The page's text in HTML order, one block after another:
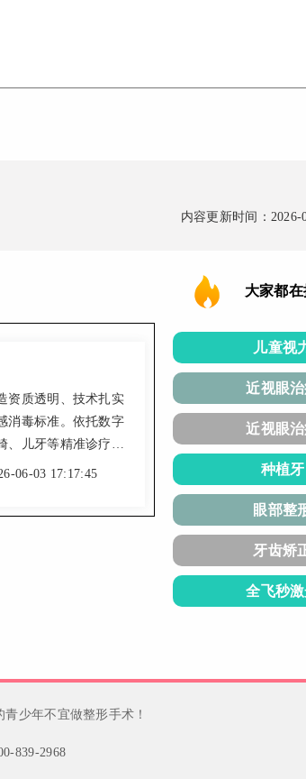
内容更新时间：2026-
资质透明、技术扎实
消毒标准。依托数字
、儿牙等精准诊疗。
收费。凭借规范流
06-03 17:17:45
大家都在
儿童视
近视眼
近视眼
种植牙
眼部整
牙齿矫
全飞秒
少年不宜做整形手术！
839-2968